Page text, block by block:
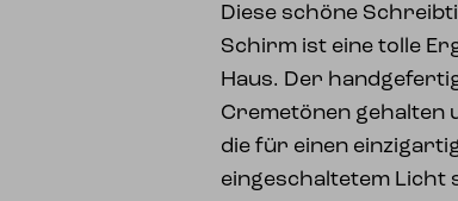
Diese schöne
Schirm ist eine tolle
Haus. Der
Cremetönen gehalten
die für einen
eingeschaltetem Licht